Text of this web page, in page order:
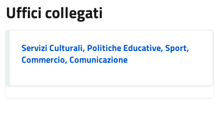
Uffici collegati
Servizi Culturali, Politiche Educative, Sport,
Commercio, Comunicazione